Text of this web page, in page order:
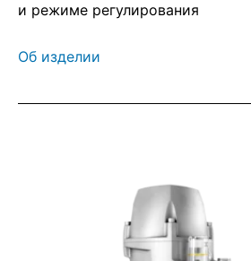
и режиме регулирования
Об изделии